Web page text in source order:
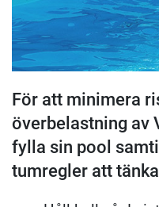
För att minimera
överbelastning av
fylla sin pool
tumregler att